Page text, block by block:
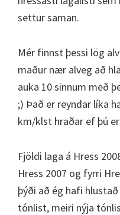
settur saman.
Mér finnst þessi lög
maður nær alveg að
auka 10 sinnum með
;) Það er reyndar líka
km/klst hraðar ef þú
Fjöldi laga á Hress
Hress 2007 og fyrri
þýði að ég hafi
tónlist, meiri nýja